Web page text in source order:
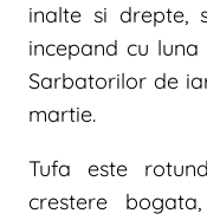
inalte si drepte,
incepand cu
Sarbatorilor de
martie.
Tufa este
crestere